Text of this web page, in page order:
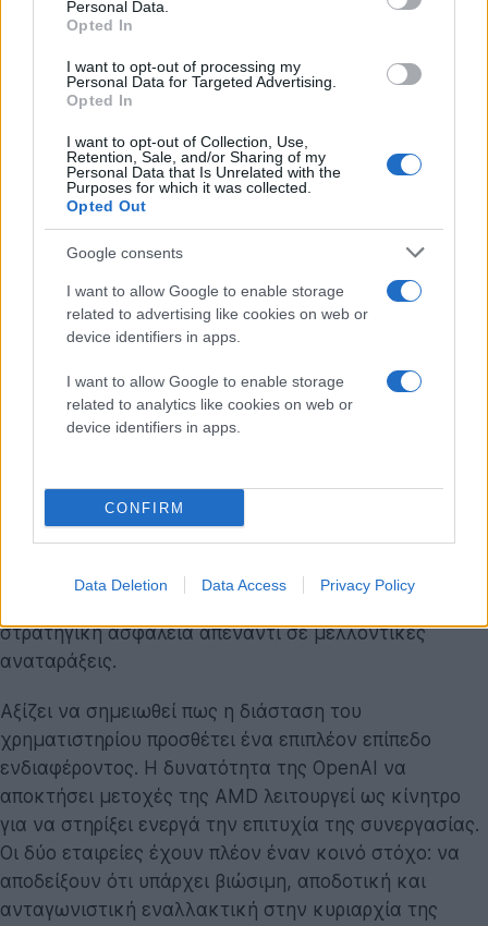
Personal Data.
Opted In
I want to opt-out of processing my
Personal Data for Targeted Advertising.
Opted In
I want to opt-out of Collection, Use,
Retention, Sale, and/or Sharing of my
Personal Data that Is Unrelated with the
Purposes for which it was collected.
Opted Out
Google consents
I want to allow Google to enable storage
related to advertising like cookies on web or
device identifiers in apps.
I want to allow Google to enable storage
related to analytics like cookies on web or
device identifiers in apps.
CONFIRM
Data Deletion Data Access Privacy Policy
κλίμακα, με την υποστήριξη της OpenAI, αλλάζει τα
δεδομένα. Περισσότερος ανταγωνισμός σημαίνει
εξοπλισμού και, πιθανώς, χαμηλότερο κόστος για τις
υπηρεσίες cloud που στηρίζουν τον ψηφιακό μας
κόσμο. Η τεχνητή νοημοσύνη εξαρτάται σε τεράστιο
βαθμό από την υποδομή που τη φιλοξενεί, και το
επίπεδο μόνο θετικά μπορεί να αποβεί για το
οικοσύστημα.
Ενδιαφέρον έχει και το timing της ανακοίνωσης. Η
OpenAI έχει εκφράσει δημόσια ανησυχίες για το κατά
πόσο η παρούσα «φούσκα» επενδύσεων στο AI
απόφαση να προχωρήσει σε μια τέτοια συμφωνία
αποκαλύπτει ότι, ακόμα κι αν μια διόρθωση στην
αγορά είναι αναπόφευκτη, η εξάρτηση από έναν μόνο
προμηθευτή είναι πολύ μεγαλύτερος κίνδυνος. Η
στρατηγική ασφάλεια απέναντι σε μελλοντικές
αναταράξεις.
Αξίζει να σημειωθεί πως η διάσταση του
χρηματιστηρίου προσθέτει ένα επιπλέον επίπεδο
ενδιαφέροντος. Η δυνατότητα της OpenAI να
αποκτήσει μετοχές της AMD λειτουργεί ως κίνητρο
για να στηρίξει ενεργά την επιτυχία της συνεργασίας.
Οι δύο εταιρείες έχουν πλέον έναν κοινό στόχο: να
αποδείξουν ότι υπάρχει βιώσιμη, αποδοτική και
ανταγωνιστική εναλλακτική στην κυριαρχία της